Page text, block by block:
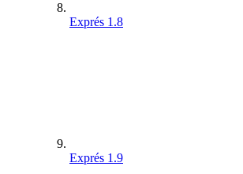
Exprés 1.8
Exprés 1.9